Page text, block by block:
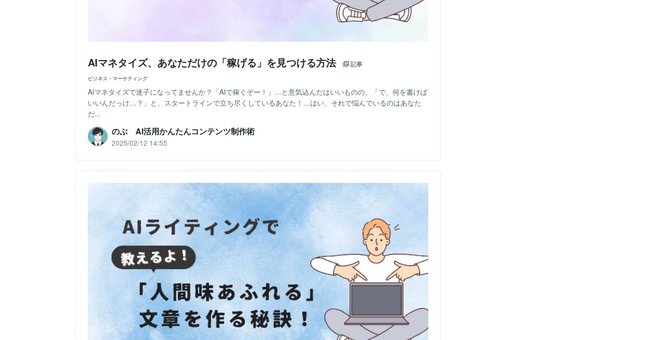
AIマネタイズ、あなただけの「稼げる」を見つける方法 記事
ビジネス・マーケティング
AIマネタイズで迷子になってませんか？「AIで稼ぐぞー！」…と意気込んだはいいものの、「で、何を書けば
いいんだっけ…？」と、スタートラインで立ち尽くしているあなた！…はい、それで悩んでいるのはあなた
だ...
のぶ AI活用かんたんコンテンツ制作術
2025/02/12 14:55